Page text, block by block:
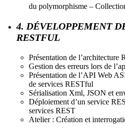
du polymorphisme –
4. DÉVELOPPEMENT
RESTFUL
Présentation de l’architecture
Gestion des erreurs lors de
Présentation de l’API Web
de services RESTful
Sérialisation Xml, JSON et
Déploiement d’un service
services REST
Atelier : Création et